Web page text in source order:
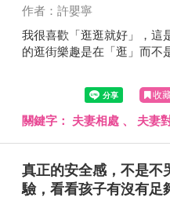
作者：許嬰寧
我很喜歡「逛逛就好」，這
的逛街樂趣是在「逛」而不
收
關鍵字： 夫妻相處 、 夫妻
真正的安全感，不是不
驗，看看孩子有沒有足